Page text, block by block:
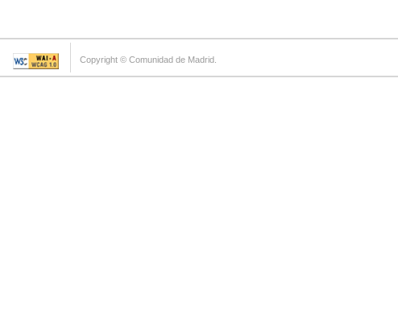
Copyright © Comunidad de Madrid.